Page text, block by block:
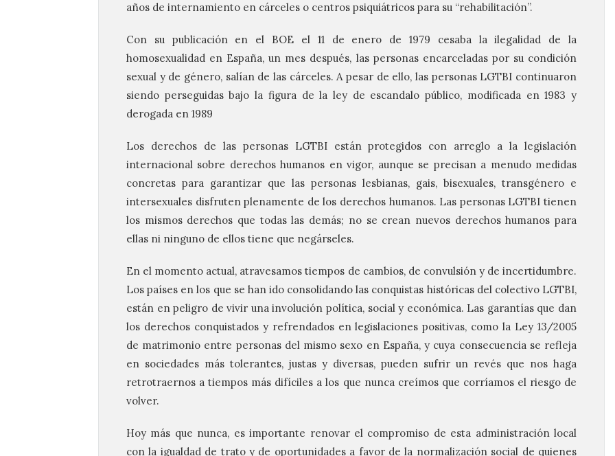
años de internamiento en cárceles o centros psiquiátricos para su “rehabilitación”.
Con su publicación en el BOE el 11 de enero de 1979 cesaba la ilegalidad de la
homosexualidad en España, un mes después, las personas encarceladas por su condición
sexual y de género, salían de las cárceles. A pesar de ello, las personas LGTBI continuaron
siendo perseguidas bajo la figura de la ley de escandalo público, modificada en 1983 y
derogada en 1989
Los derechos de las personas LGTBI están protegidos con arreglo a la legislación
internacional sobre derechos humanos en vigor, aunque se precisan a menudo medidas
concretas para garantizar que las personas lesbianas, gais, bisexuales, transgénero e
intersexuales disfruten plenamente de los derechos humanos. Las personas LGTBI tienen
los mismos derechos que todas las demás; no se crean nuevos derechos humanos para
ellas ni ninguno de ellos tiene que negárseles.
En el momento actual, atravesamos tiempos de cambios, de convulsión y de incertidumbre.
Los países en los que se han ido consolidando las conquistas históricas del colectivo LGTBI,
están en peligro de vivir una involución política, social y económica. Las garantías que dan
los derechos conquistados y refrendados en legislaciones positivas, como la Ley 13/2005
de matrimonio entre personas del mismo sexo en España, y cuya consecuencia se refleja
en sociedades más tolerantes, justas y diversas, pueden sufrir un revés que nos haga
retrotraernos a tiempos más difíciles a los que nunca creímos que corríamos el riesgo de
volver.
Hoy más que nunca, es importante renovar el compromiso de esta administración local
con la igualdad de trato y de oportunidades a favor de la normalización social de quienes